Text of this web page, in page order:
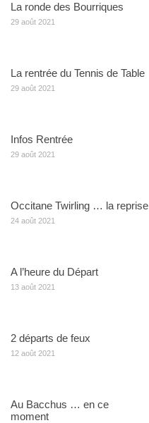
La ronde des Bourriques
29 août 2021
La rentrée du Tennis de Table
29 août 2021
Infos Rentrée
29 août 2021
Occitane Twirling … la reprise
24 août 2021
A l’heure du Départ
13 août 2021
2 départs de feux
12 août 2021
Au Bacchus … en ce
moment